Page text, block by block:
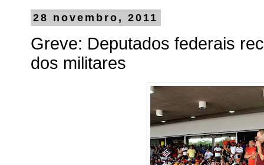
28 novembro, 2011
Greve: Deputados federais
dos militares